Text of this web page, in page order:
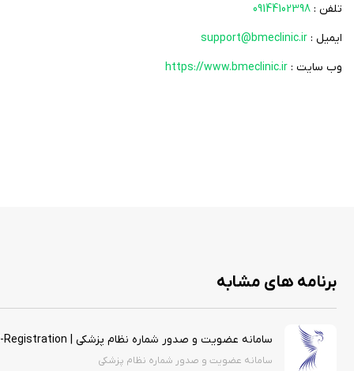
تلفن : 09144102398
ایمیل : support@bmeclinic.ir
وب سایت : https://www.bmeclinic.ir
برنامه های مشابه
سامانه عضویت و صدور شماره نظام پزشکی | IRIMC-Registration
سامانه عضویت و صدور شماره نظام پزشکی